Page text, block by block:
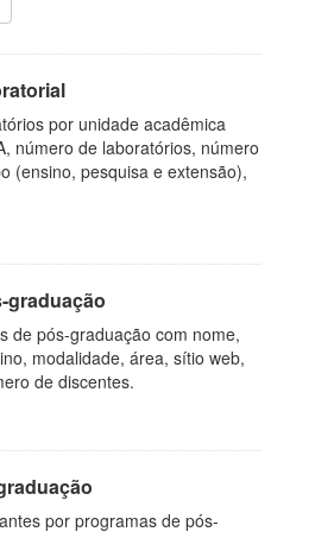
por unidade acadêmica
número de laboratórios, número
(ensino, pesquisa e extensão),
graduação
de pós-graduação com nome,
modalidade, área, sítio web,
de discentes.
por programas de pós-